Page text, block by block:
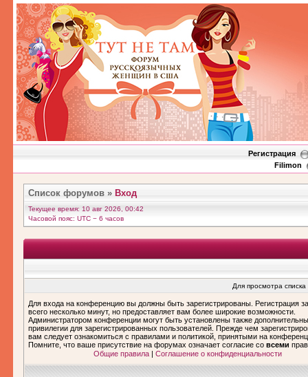
Регистрация
Filimon
Список форумов » Вход
Текущее время: 10 авг 2026, 00:42
Часовой пояс: UTC − 6 часов
Для просмотра
Для входа на конференцию вы должны быть зарегистрированы. Регистрация
всего несколько минут, но предоставляет вам более широкие возможности.
Администратором конференции могут быть установлены также
привилегии для зарегистрированных пользователей. Прежде чем
вам следует ознакомиться с правилами и политикой, принятыми на
Помните, что ваше присутствие на форумах означает согласие со всеми
Общие правила| Соглашение о конфиденциальности